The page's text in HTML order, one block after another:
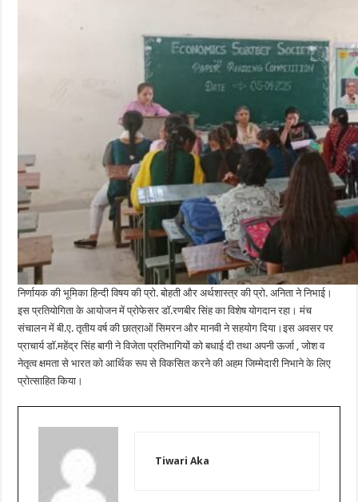
निर्णायक की भूमिका हिन्दी विषय की प्रो. बोहती और अर्थशास्त्र की प्रो. अनिता ने निभाई।
इस प्रतियोगिता के आयोजन में प्रोफेसर डॉ.रणबीर सिंह का विशेष योगदान रहा। मंच
संचालन में बी.ए. तृतीय वर्ष की छात्राओं सिमरन और मानवी ने सहयोग दिया।इस अवसर पर
प्राचार्य डॉ.महेंद्र सिंह बागी ने विजेता प्रतिभागियों को बधाई दी तथा अपनी ऊर्जा , जोश व
नेतृत्व क्षमता से भारत को आर्थिक रूप से विकसित करने की अहम जिम्मेदारी निभाने के लिए
प्रोत्साहित किया।
Tiwari Aka